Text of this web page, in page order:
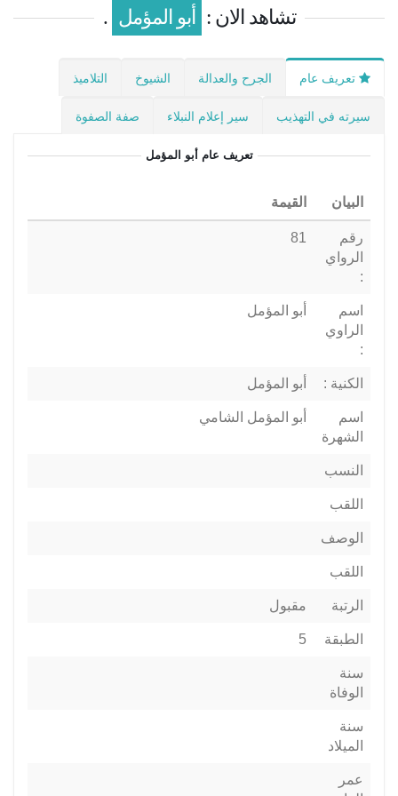
تشاهد الان : أبو المؤمل .
تعريف عام الجرح والعدالة الشيوخ التلاميذ
سيرته في التهذيب سير إعلام النبلاء صفة الصفوة
تعريف عام أبو المؤمل
البيان القيمة
رقم
الرواي
:
81
اسم
الراوي
:
أبو المؤمل
الكنية : أبو المؤمل
اسم
الشهرة
أبو المؤمل الشامي
النسب
اللقب
الوصف
اللقب
الرتبة مقبول
الطبقة 5
سنة
الوفاة
سنة
الميلاد
عمر